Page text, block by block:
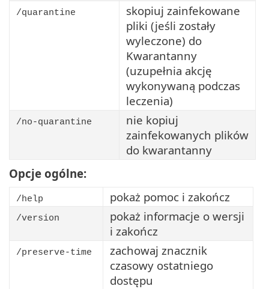
/quarantine
skopiuj zainfekowane
pliki (jeśli zostały
wyleczone) do
Kwarantanny
(uzupełnia akcję
wykonywaną podczas
leczenia)
/no-quarantine
nie kopiuj
zainfekowanych plików
do kwarantanny
Opcje ogólne:
/help pokaż pomoc i zakończ
/version
pokaż informacje o wersji
i zakończ
/preserve-time
zachowaj znacznik
czasowy ostatniego
dostępu